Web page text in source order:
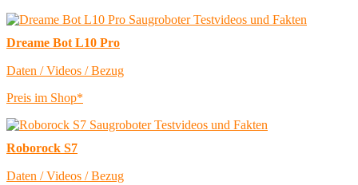
Dreame Bot L10 Pro
Daten / Videos / Bezug
Preis im Shop*
Roborock S7
Daten / Videos / Bezug